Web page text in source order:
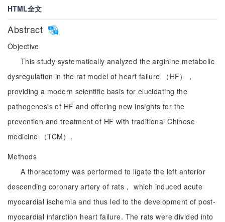
HTML全文
Abstract
Objective
This study systematically analyzed the arginine metabolic
dysregulation in the rat model of heart failure （HF），
providing a modern scientific basis for elucidating the
pathogenesis of HF and offering new insights for the
prevention and treatment of HF with traditional Chinese
medicine （TCM）.
Methods
A thoracotomy was performed to ligate the left anterior
descending coronary artery of rats， which induced acute
myocardial ischemia and thus led to the development of post-
myocardial infarction heart failure. The rats were divided into